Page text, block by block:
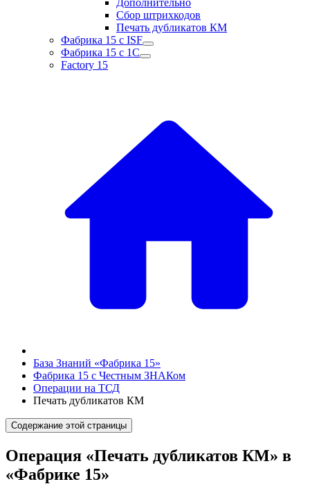
Дополнительно
Сбор штрихкодов
Печать дубликатов КМ
Фабрика 15 с ISF
Фабрика 15 с 1С
Factory 15
База Знаний «Фабрика 15»
Фабрика 15 с Честным ЗНАКом
Операции на ТСД
Печать дубликатов КМ
Содержание этой страницы
Операция «Печать дубликатов КМ» в
«Фабрике 15»